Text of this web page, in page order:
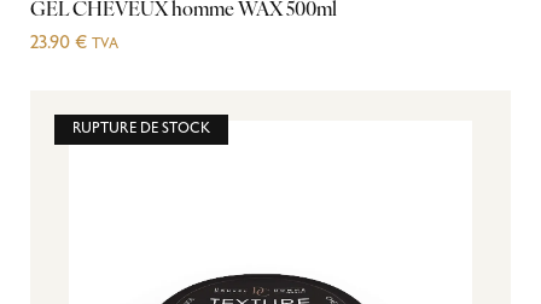
GEL CHEVEUX homme WAX 500ml
23.90 € TVA
RUPTURE DE STOCK